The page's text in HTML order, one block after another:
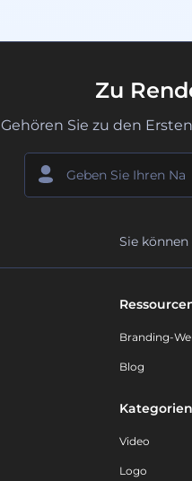
Zu
Gehören Sie zu den
Sie
Branding-
Blog
Kategorien
Video
Logo